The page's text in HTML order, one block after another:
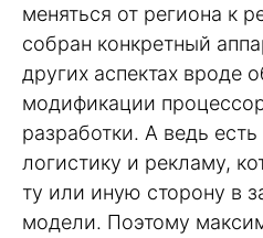
меняться от региона к
собран конкретный
других аспектах вроде
модификации
разработки. А ведь
логистику и рекламу,
ту или иную сторону в
модели. Поэтому